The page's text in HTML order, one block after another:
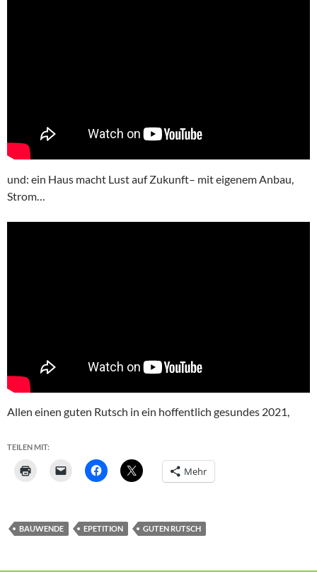
und: ein Haus macht Lust auf Zukunft– mit eigenem Anbau,
Strom…
Allen einen guten Rutsch in ein hoffentlich gesundes 2021,
TEILEN MIT:
Mehr
BAUWENDE EPETITION GUTEN RUTSCH